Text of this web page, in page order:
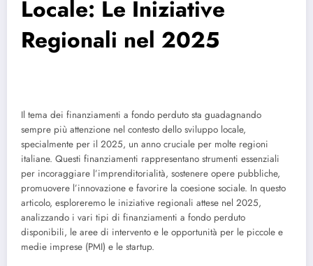
Locale: Le Iniziative
Regionali nel 2025
Il tema dei finanziamenti a fondo perduto sta guadagnando
sempre più attenzione nel contesto dello sviluppo locale,
specialmente per il 2025, un anno cruciale per molte regioni
italiane. Questi finanziamenti rappresentano strumenti essenziali
per incoraggiare l’imprenditorialità, sostenere opere pubbliche,
promuovere l’innovazione e favorire la coesione sociale. In questo
articolo, esploreremo le iniziative regionali attese nel 2025,
analizzando i vari tipi di finanziamenti a fondo perduto
disponibili, le aree di intervento e le opportunità per le piccole e
medie imprese (PMI) e le startup.